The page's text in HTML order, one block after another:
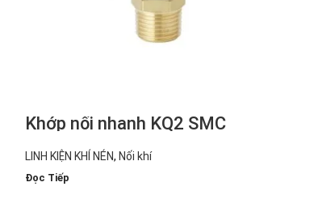
Khớp nối nhanh KQ2 SMC
LINH KIỆN KHÍ NÉN, Nối khí
Đọc Tiếp